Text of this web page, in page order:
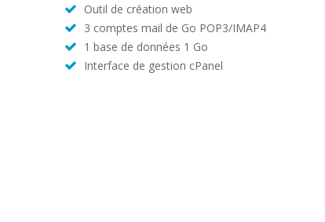
Outil de création web
3 comptes mail de Go POP3/IMAP4
1 base de données 1 Go
Interface de gestion cPanel